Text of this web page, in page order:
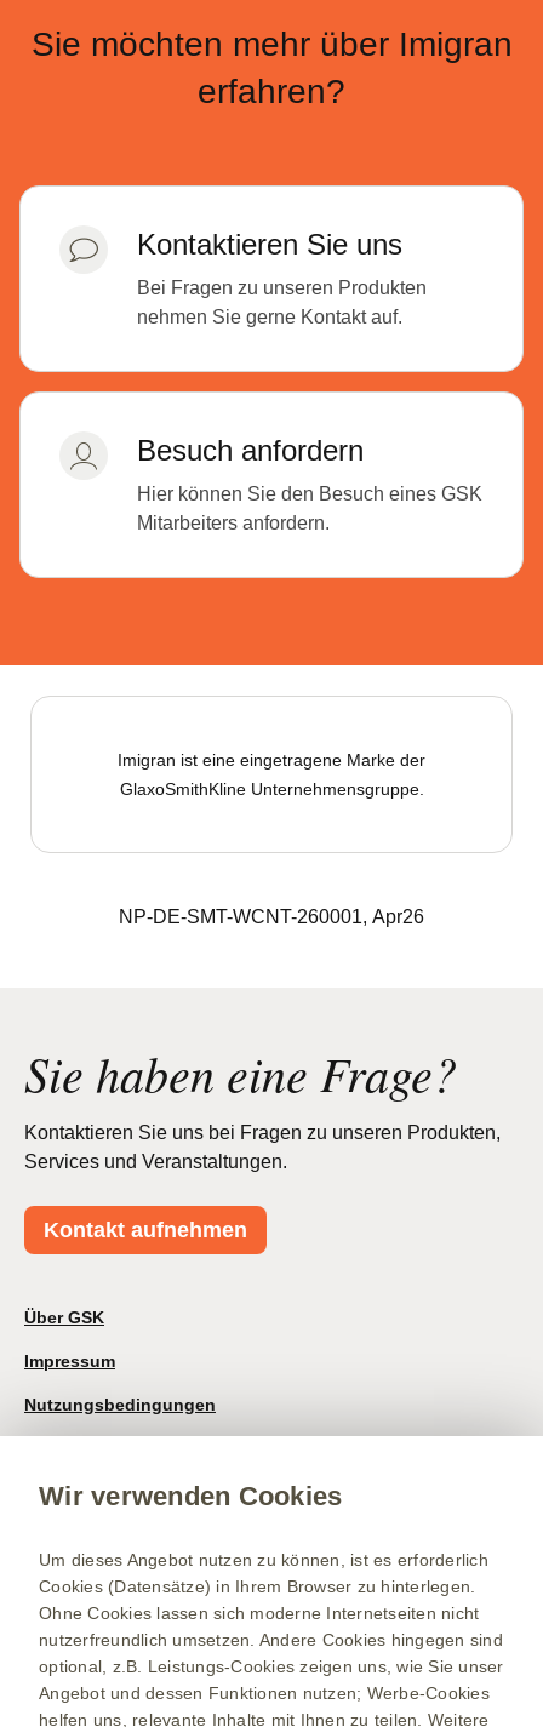
Sie möchten mehr über Imigran
erfahren?
Kontaktieren Sie uns
Bei Fragen zu unseren Produkten
nehmen Sie gerne Kontakt auf.
Besuch anfordern
Hier können Sie den Besuch eines GSK
Mitarbeiters anfordern.
Imigran ist eine eingetragene Marke der
GlaxoSmithKline Unternehmensgruppe.
NP-DE-SMT-WCNT-260001, Apr26
Sie haben eine Frage?
Kontaktieren Sie uns bei Fragen zu unseren Produkten,
Services und Veranstaltungen.
Kontakt aufnehmen
Über GSK
Impressum
Nutzungsbedingungen
Kontakt/Nebenwirkung melden
Bestellservice
Therapiegebiete
Meningokokken-Erkrankungen
Gürtelrose-Erkrankung
Wir verwenden Cookies
Um dieses Angebot nutzen zu können, ist es erforderlich
Cookies (Datensätze) in Ihrem Browser zu hinterlegen.
Ohne Cookies lassen sich moderne Internetseiten nicht
nutzerfreundlich umsetzen. Andere Cookies hingegen sind
optional, z.B. Leistungs-Cookies zeigen uns, wie Sie unser
Angebot und dessen Funktionen nutzen; Werbe-Cookies
helfen uns, relevante Inhalte mit Ihnen zu teilen. Weitere